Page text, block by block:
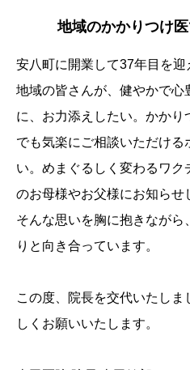
地域のかかりつけ
安八町に開業して37年目を迎
地域の皆さんが、健やかで心
に、お力添えしたい。かか
でも気楽にご相談いただける
い。めまぐるしく変わるワク
のお母様やお父様にお知らせ
そんな思いを胸に抱きながら
りと向き合っています。
この度、院長を交代いたし
しくお願いいたします。